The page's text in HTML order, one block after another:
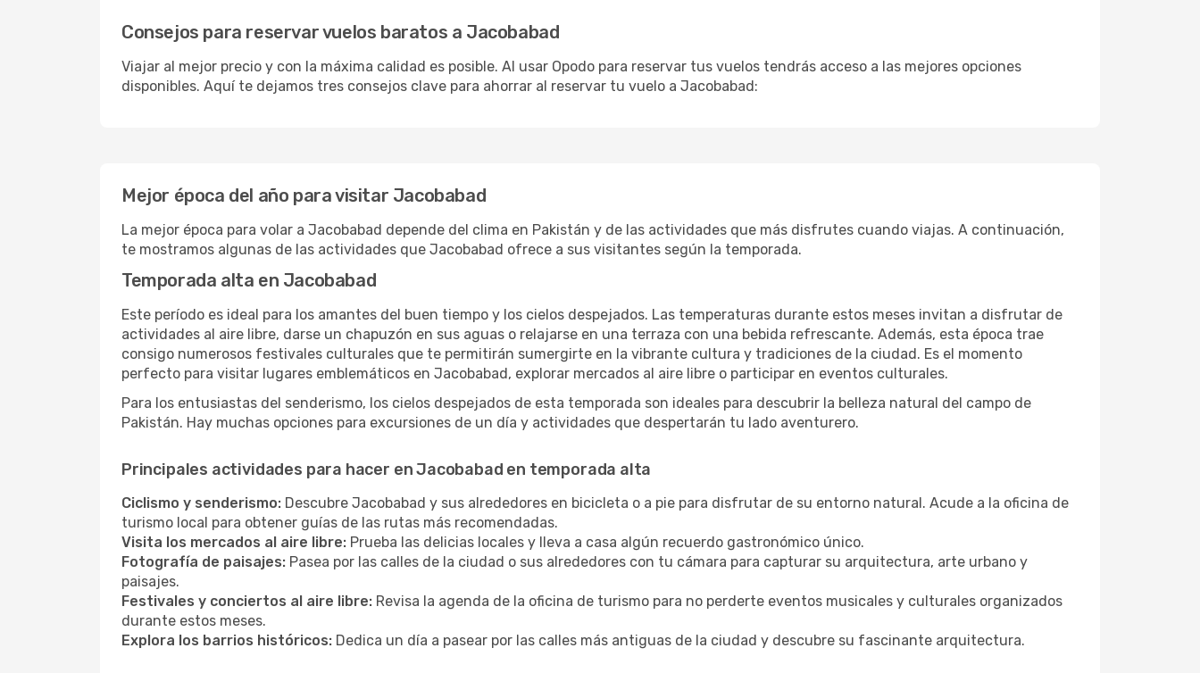
Consejos para reservar vuelos baratos a Jacobabad
Viajar al mejor precio y con la máxima calidad es posible. Al usar Opodo para reservar tus vuelos tendrás acceso a las mejores opciones
disponibles. Aquí te dejamos tres consejos clave para ahorrar al reservar tu vuelo a Jacobabad:
Mejor época del año para visitar Jacobabad
La mejor época para volar a Jacobabad depende del clima en Pakistán y de las actividades que más disfrutes cuando viajas. A continuación,
te mostramos algunas de las actividades que Jacobabad ofrece a sus visitantes según la temporada.
Temporada alta en Jacobabad
Este período es ideal para los amantes del buen tiempo y los cielos despejados. Las temperaturas durante estos meses invitan a disfrutar de
actividades al aire libre, darse un chapuzón en sus aguas o relajarse en una terraza con una bebida refrescante. Además, esta época trae
consigo numerosos festivales culturales que te permitirán sumergirte en la vibrante cultura y tradiciones de la ciudad. Es el momento
perfecto para visitar lugares emblemáticos en Jacobabad, explorar mercados al aire libre o participar en eventos culturales.
Para los entusiastas del senderismo, los cielos despejados de esta temporada son ideales para descubrir la belleza natural del campo de
Pakistán. Hay muchas opciones para excursiones de un día y actividades que despertarán tu lado aventurero.
Principales actividades para hacer en Jacobabad en temporada alta
Ciclismo y senderismo: Descubre Jacobabad y sus alrededores en bicicleta o a pie para disfrutar de su entorno natural. Acude a la oficina de
turismo local para obtener guías de las rutas más recomendadas.
Visita los mercados al aire libre: Prueba las delicias locales y lleva a casa algún recuerdo gastronómico único.
Fotografía de paisajes: Pasea por las calles de la ciudad o sus alrededores con tu cámara para capturar su arquitectura, arte urbano y
paisajes.
Festivales y conciertos al aire libre: Revisa la agenda de la oficina de turismo para no perderte eventos musicales y culturales organizados
durante estos meses.
Explora los barrios históricos: Dedica un día a pasear por las calles más antiguas de la ciudad y descubre su fascinante arquitectura.